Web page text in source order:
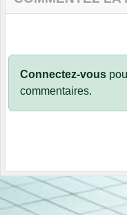
Connectez-vous
commentaires.